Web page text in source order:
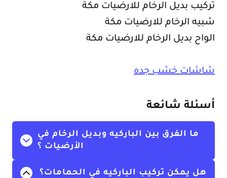
تركيب بديل الرخام للارضيات مكة
شبيه الرخام للارضيات مكة
الواح بديل الرخام للارضيات مكة
شاشات خشب جده
أسئلة شائعة
ما الفرق بين الباركيه وبديل الرخام في
الأرضيات ؟
هل يمكن تركيب الباركيه في الحمامات؟